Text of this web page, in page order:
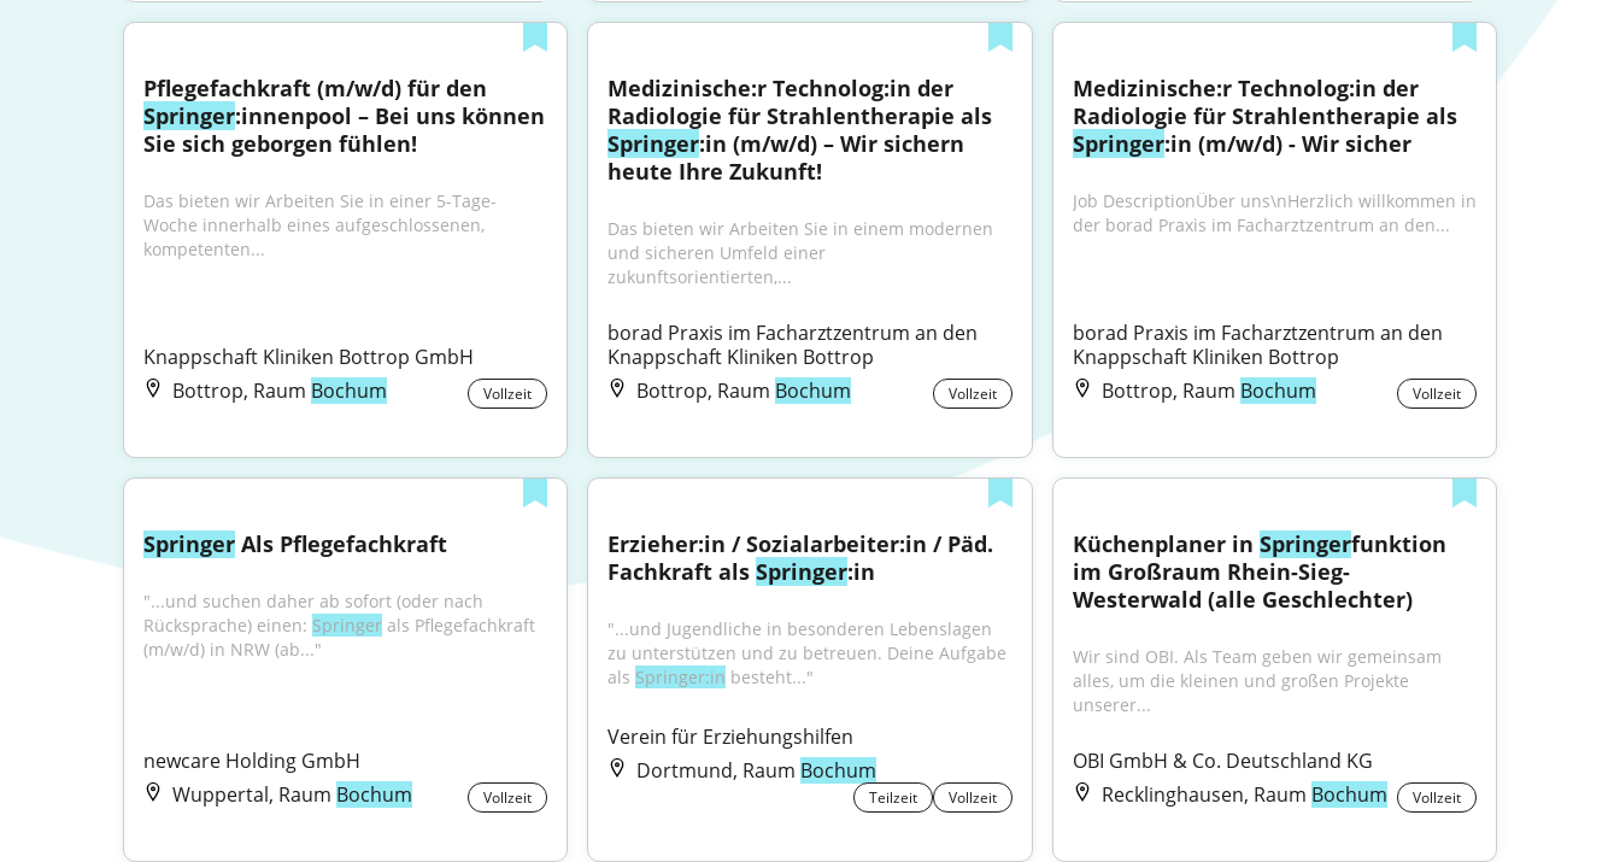
Springer:innenpool – Bei uns können
Sie sich geborgen fühlen!
Das bieten wir Arbeiten Sie in einer 5-Tage-
Woche innerhalb eines aufgeschlossenen,
kompetenten...
Knappschaft Kliniken Bottrop GmbH
Bottrop, Raum Bochum Vollzeit
Medizinische:r Technolog:in der
Springer:in (m/w/d) – Wir sichern
heute Ihre Zukunft!
Das bieten wir Arbeiten Sie in einem modernen
und sicheren Umfeld einer
zukunftsorientierten,...
borad Praxis im Facharztzentrum an den
Knappschaft Kliniken Bottrop
Bottrop, Raum Bochum Vollzeit
Medizinische:r Technolog:in der
Radiologie für Strahlentherapie als
Springer:in (m/w/d) - Wir sicher
Job DescriptionÜber uns\nHerzlich willkommen in
der borad Praxis im Facharztzentrum an den...
borad Praxis im Facharztzentrum an den
Knappschaft Kliniken Bottrop
Bottrop, Raum Bochum Vollzeit
Springer Als Pflegefachkraft
"...und suchen daher ab sofort (oder nach
Rücksprache) einen: Springer als Pflegefachkraft
(m/w/d) in NRW (ab..."
newcare Holding GmbH
Wuppertal, Raum Bochum Vollzeit
Erzieher:in / Sozialarbeiter:in / Päd.
Fachkraft als Springer:in
"...und Jugendliche in besonderen Lebenslagen
zu unterstützen und zu betreuen. Deine Aufgabe
als Springer:in besteht..."
Verein für Erziehungshilfen
Dortmund, Raum Bochum
Teilzeit Vollzeit
Küchenplaner in Springerfunktion
im Großraum Rhein-Sieg-
Westerwald (alle Geschlechter)
Wir sind OBI. Als Team geben wir gemeinsam
alles, um die kleinen und großen Projekte
unserer...
OBI GmbH & Co. Deutschland KG
Recklinghausen, Raum Bochum Vollzeit